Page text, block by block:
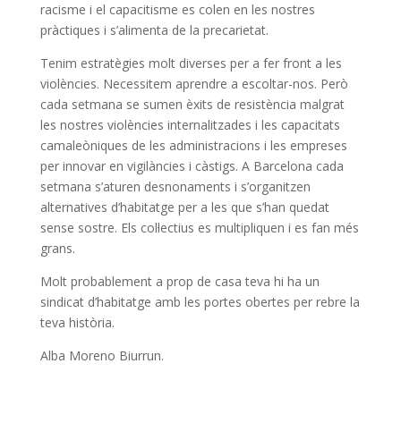
racisme i el capacitisme es colen en les nostres
pràctiques i s’alimenta de la precarietat.
Tenim estratègies molt diverses per a fer front a les
violències. Necessitem aprendre a escoltar-nos. Però
cada setmana se sumen èxits de resistència malgrat
les nostres violències internalitzades i les capacitats
camaleòniques de les administracions i les empreses
per innovar en vigilàncies i càstigs. A Barcelona cada
setmana s’aturen desnonaments i s’organitzen
alternatives d’habitatge per a les que s’han quedat
sense sostre. Els col·lectius es multipliquen i es fan més
grans.
Molt probablement a prop de casa teva hi ha un
sindicat d’habitatge amb les portes obertes per rebre la
teva història.
Alba Moreno Biurrun.